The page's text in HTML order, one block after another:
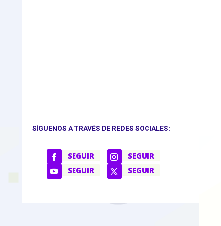
SÍGUENOS A TRAVÉS DE REDES SOCIALES:
SEGUIR
SEGUIR
SEGUIR
SEGUIR